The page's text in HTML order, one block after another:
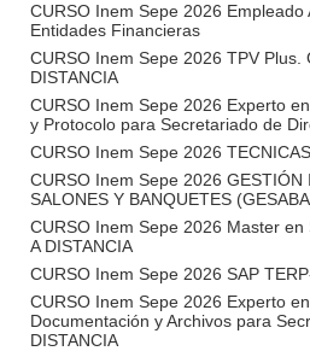
CURSO Inem Sepe 2026 Empleado
Entidades Financieras
CURSO Inem Sepe 2026 TPV Plus.
DISTANCIA
CURSO Inem Sepe 2026 Experto
y Protocolo para Secretariado de
CURSO Inem Sepe 2026
CURSO Inem Sepe 2026 GESTIÓN
SALONES Y BANQUETES
CURSO Inem Sepe 2026 Master
A DISTANCIA
CURSO Inem Sepe 2026 SAP
CURSO Inem Sepe 2026 Experto
Documentación y Archivos para
DISTANCIA